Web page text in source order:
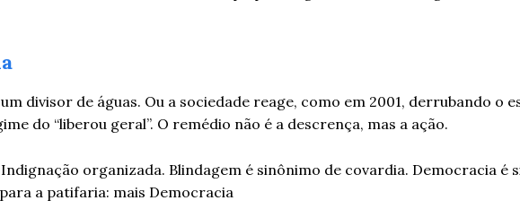
divisor de águas. Ou a sociedade reage, como em 2001, derrubando o
do “liberou geral”. O remédio não é a descrença, mas a ação.
organizada. Blindagem é sinônimo de covardia. Democracia é
a patifaria: mais Democracia